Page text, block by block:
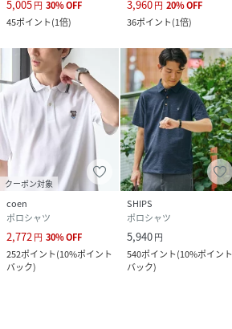
5,005円 30%OFF
45ポイント(1倍)
3,960円 20%OFF
36ポイント(1倍)
クーポン対象
coen
ポロシャツ
2,772 円 30%OFF
252ポイント(10%ポイント
バック)
SHIPS
ポロシャツ
5,940円
540ポイント(10%ポイント
バック)